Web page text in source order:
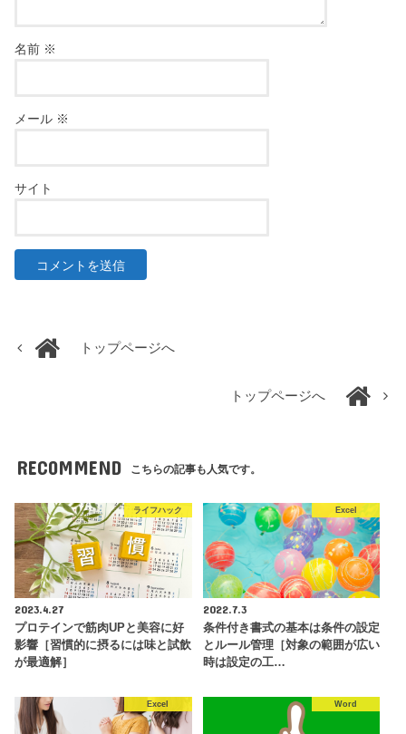
名前 ※
メール ※
サイト
トップページへ
トップページへ
RECOMMEND こちらの記事も人気です。
ライフハック
2023.4.27
プロテインで筋肉UPと美容に好
影響［習慣的に摂るには味と試飲
が最適解］
Excel
2022.7.3
条件付き書式の基本は条件の設定
とルール管理［対象の範囲が広い
時は設定の工…
Excel Word